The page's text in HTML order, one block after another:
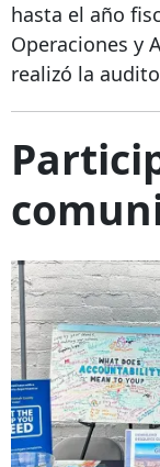
hasta el año
Operaciones y
realizó la